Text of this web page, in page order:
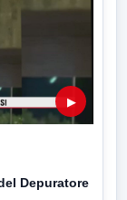
▶
Depuratore